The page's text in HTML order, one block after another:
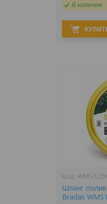
В наличии
WMS1/
Шланг
Bradas